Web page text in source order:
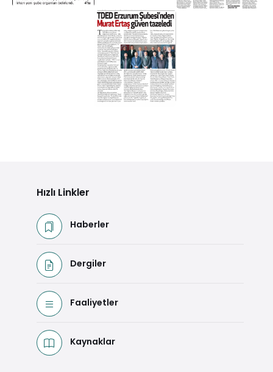
Hızlı Linkler
Haberler
Dergiler
Faaliyetler
Kaynaklar